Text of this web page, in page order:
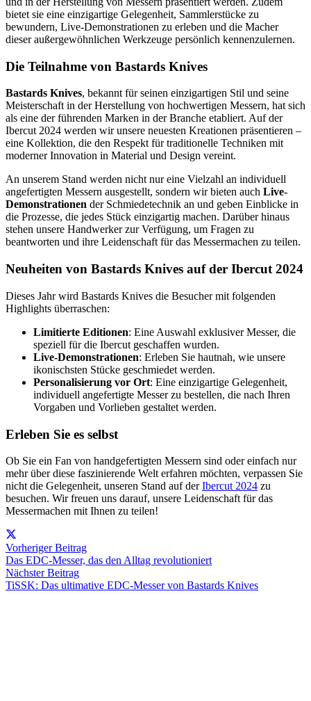
bietet sie eine einzigartige Gelegenheit, Sammlerstücke zu
bewundern, Live-Demonstrationen zu erleben und die Macher
dieser außergewöhnlichen Werkzeuge persönlich kennenzulernen.
Die Teilnahme von Bastards Knives
Bastards Knives, bekannt für seinen einzigartigen Stil und seine
Meisterschaft in der Herstellung von hochwertigen Messern, hat sich
als eine der führenden Marken in der Branche etabliert. Auf der
Ibercut 2024 werden wir unsere neuesten Kreationen präsentieren –
eine Kollektion, die den Respekt für traditionelle Techniken mit
moderner Innovation in Material und Design vereint.
An unserem Stand werden nicht nur eine Vielzahl an individuell
angefertigten Messern ausgestellt, sondern wir bieten auch Live-
Demonstrationen der Schmiedetechnik an und geben Einblicke in
die Prozesse, die jedes Stück einzigartig machen. Darüber hinaus
stehen unsere Handwerker zur Verfügung, um Fragen zu
beantworten und ihre Leidenschaft für das Messermachen zu teilen.
Neuheiten von Bastards Knives auf der Ibercut 2024
Dieses Jahr wird Bastards Knives die Besucher mit folgenden
Highlights überraschen:
Limitierte Editionen: Eine Auswahl exklusiver Messer, die
speziell für die Ibercut geschaffen wurden.
Live-Demonstrationen: Erleben Sie hautnah, wie unsere
ikonischsten Stücke geschmiedet werden.
Personalisierung vor Ort: Eine einzigartige Gelegenheit,
individuell angefertigte Messer zu bestellen, die nach Ihren
Vorgaben und Vorlieben gestaltet werden.
Erleben Sie es selbst
Ob Sie ein Fan von handgefertigten Messern sind oder einfach nur
mehr über diese faszinierende Welt erfahren möchten, verpassen Sie
nicht die Gelegenheit, unseren Stand auf derIbercut 2024 zu
besuchen. Wir freuen uns darauf, unsere Leidenschaft für das
Messermachen mit Ihnen zu teilen!
Vorheriger Beitrag
Das EDC-Messer, das den Alltag revolutioniert
Nächster Beitrag
TiSSK: Das ultimative EDC-Messer von Bastards Knives